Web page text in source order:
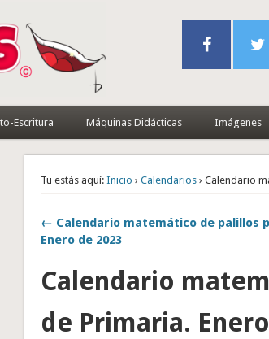
Escritura Máquinas Didácticas Imágenes
Tu estás aquí: Inicio ›Calendarios › Calendario
← Calendario matemático de palillos
Enero de 2023
Calendario
de Primaria.